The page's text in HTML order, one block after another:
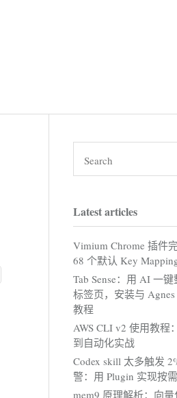
Latest articles
Vimium Chrome 插件
68 个默认 Key
Tab Sense：用 AI 一
标签页，安装与
教程
AWS CLI v2 使用教程
到自动化实战
Codex skill 太多触发
警：用 Plugin 实现按
mem9 原理解析：向